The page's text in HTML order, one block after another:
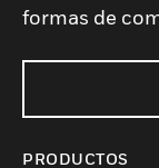
formas de
PRODUCTOS